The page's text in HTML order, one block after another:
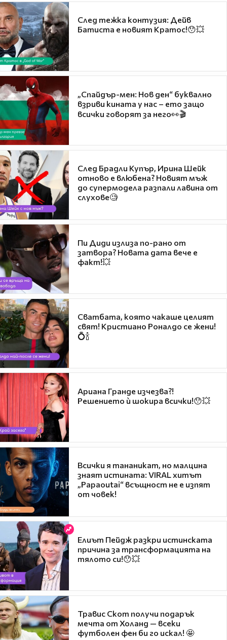
След тежка контузия: Дейв
Батиста е новият Кратос!😯💥
„Спайдър-мен: Нов ден“ буквално
взриви кината у нас – ето защо
всички говорят за него👀🎬
След Брадли Купър, Ирина Шейк
отново е влюбена? Новият мъж
до супермодела разпали лавина от
слухове🧐
Пи Диди излиза по-рано от
затвора? Новата дата вече е
факт!💥
Сватбата, която чакаше целият
свят! Кристиано Роналдо се жени!
💍🍾
Ариана Гранде изчезва?!
Решението ѝ шокира всички!😯💥
Всички я тананикат, но малцина
знаят истината: VIRAL хитът
„Papaoutai“ всъщност не е изпят
от човек!
Елиът Пейдж разкри истинската
причина за трансформацията на
тялото си!😯💥
Травис Скот получи подарък
мечта от Холанд — всеки
футболен фен би го искал! 🤩